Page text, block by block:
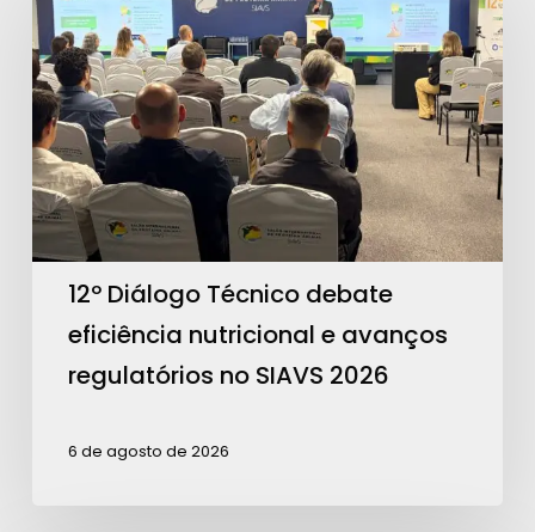
Técnico
debate
eficiência
nutricional
e
avanços
regulatórios
12º Diálogo Técnico debate
eficiência nutricional e avanços
regulatórios no SIAVS 2026
6 de agosto de 2026